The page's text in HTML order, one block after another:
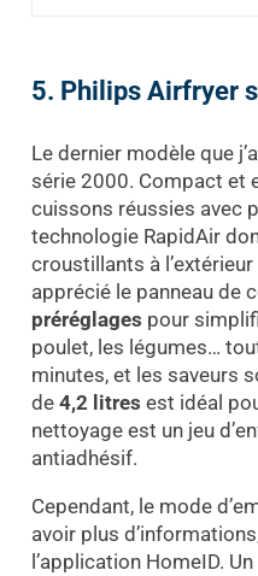
5. Philips Airfryer
Le dernier modèle que
série 2000. Compact et
cuissons réussies avec
technologie RapidAir
croustillants à l’extérieur
apprécié le panneau de
préréglages pour
poulet, les légumes…
minutes, et les saveurs
de 4,2 litres est idéal
nettoyage est un jeu
antiadhésif.
Cependant, le mode
avoir plus
l’application HomeID.